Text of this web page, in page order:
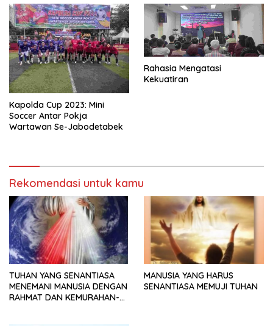
Kapolda Cup 2023: Mini
Soccer Antar Pokja
Wartawan Se-Jabodetabek
Rahasia Mengatasi
Kekuatiran
Rekomendasi untuk kamu
TUHAN YANG SENANTIASA
MENEMANI MANUSIA DENGAN
RAHMAT DAN KEMURAHAN-
MANUSIA YANG HARUS
SENANTIASA MEMUJI TUHAN